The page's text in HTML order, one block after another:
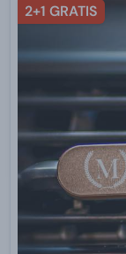
2+1 GRATIS